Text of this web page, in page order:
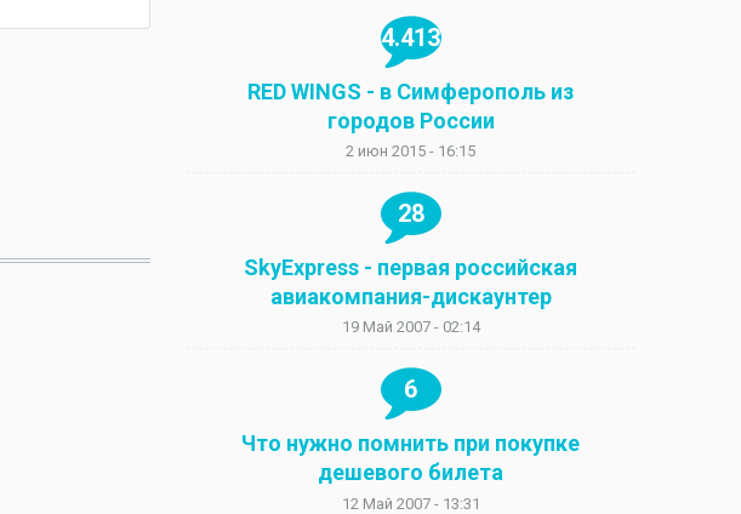
4.413
RED WINGS - в Симферополь из
городов России
2 июн 2015 - 16:15
28
SkyExpress - первая российская
авиакомпания-дискаунтер
19 Май 2007 - 02:14
6
Что нужно помнить при покупке
дешевого билета
12 Май 2007 - 13:31